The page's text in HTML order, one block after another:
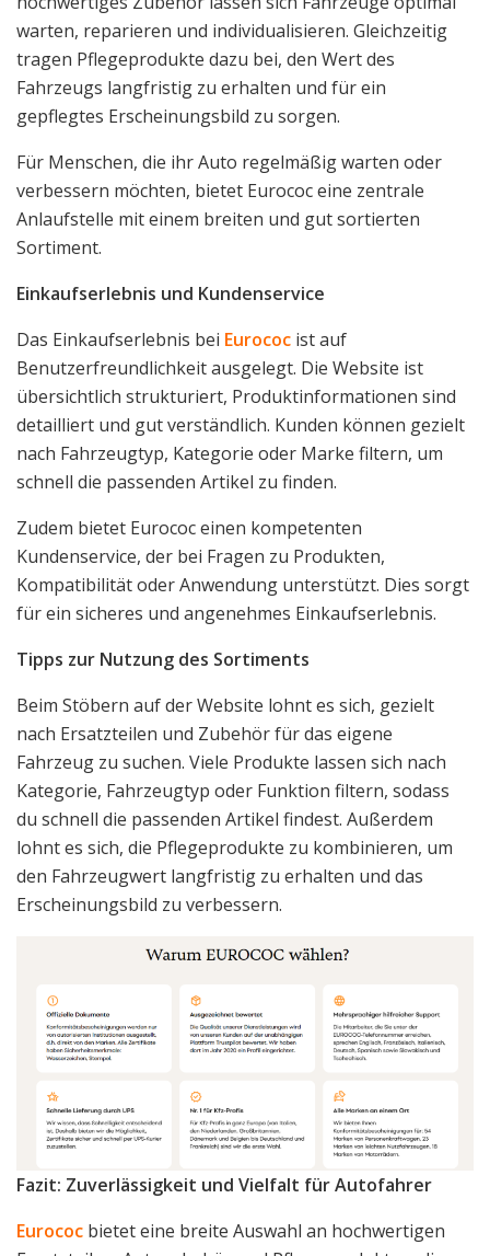
warten, reparieren und individualisieren. Gleichzeitig
tragen Pflegeprodukte dazu bei, den Wert des
Fahrzeugs langfristig zu erhalten und für ein
gepflegtes Erscheinungsbild zu sorgen.
Für Menschen, die ihr Auto regelmäßig warten oder
verbessern möchten, bietet Eurococ eine zentrale
Anlaufstelle mit einem breiten und gut sortierten
Sortiment.
Einkaufserlebnis und Kundenservice
Das Einkaufserlebnis bei Eurococ ist auf
Benutzerfreundlichkeit ausgelegt. Die Website ist
übersichtlich strukturiert, Produktinformationen sind
detailliert und gut verständlich. Kunden können gezielt
nach Fahrzeugtyp, Kategorie oder Marke filtern, um
schnell die passenden Artikel zu finden.
Zudem bietet Eurococ einen kompetenten
Kundenservice, der bei Fragen zu Produkten,
Kompatibilität oder Anwendung unterstützt. Dies sorgt
für ein sicheres und angenehmes Einkaufserlebnis.
Tipps zur Nutzung des Sortiments
Beim Stöbern auf der Website lohnt es sich, gezielt
nach Ersatzteilen und Zubehör für das eigene
Fahrzeug zu suchen. Viele Produkte lassen sich nach
Kategorie, Fahrzeugtyp oder Funktion filtern, sodass
du schnell die passenden Artikel findest. Außerdem
lohnt es sich, die Pflegeprodukte zu kombinieren, um
den Fahrzeugwert langfristig zu erhalten und das
Erscheinungsbild zu verbessern.
Fazit: Zuverlässigkeit und Vielfalt für Autofahrer
Eurococ bietet eine breite Auswahl an hochwertigen